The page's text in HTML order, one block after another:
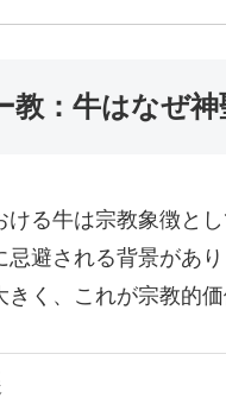
教：牛はなぜ
ける牛は宗教象徴と
忌避される背景があ
きく、これが宗教的